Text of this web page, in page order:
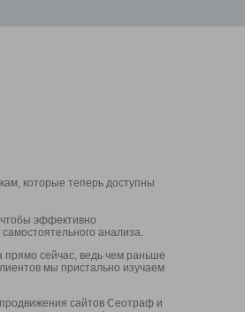
которые теперь доступны
эффективно
анализа.
прямо сейчас, ведь чем раньше
мы пристально изучаем
сайтов Сеотраф и